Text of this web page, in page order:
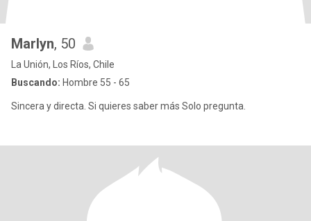
Marlyn, 50
La Unión, Los Ríos, Chile
Buscando: Hombre 55 - 65
Sincera y directa. Si quieres saber más Solo pregunta.